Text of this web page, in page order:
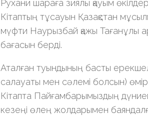
Рухани шараға зиялы қауым
Кітаптың тұсауын Қазақстан
мүфти Наурызбай қажы Тағанұлы
бағасын берді.
Аталған туындының басты
салауаты мен сәлемі болсын)
Кітапта Пайғамбарымыздың
кезеңі өлең жолдарымен